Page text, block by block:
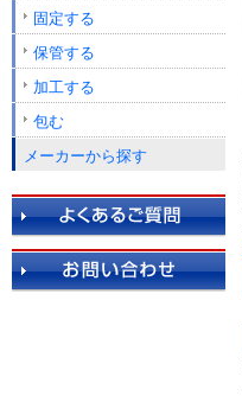
固定する
保管する
加工する
包む
メーカーから探す